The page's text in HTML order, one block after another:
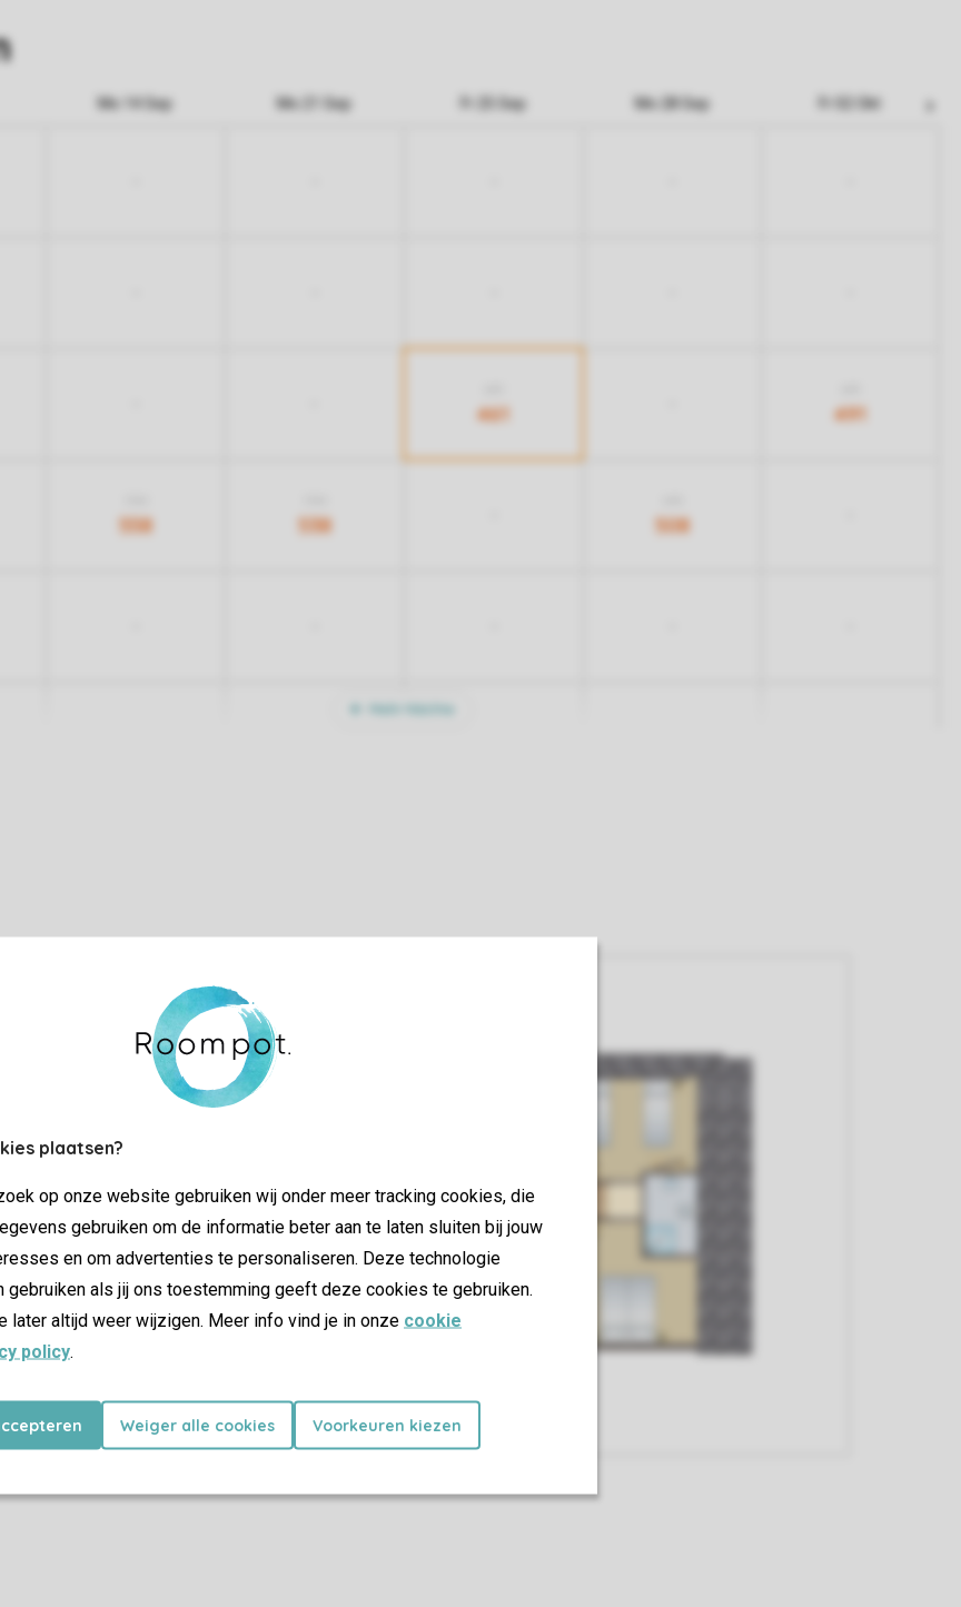
plaatsen?
op onze website gebruiken wij onder meer tracking cookies, die
gebruiken om de informatie beter aan te laten sluiten bij jouw
en om advertenties te personaliseren. Deze technologie
gebruiken als jij ons toestemming geeft deze cookies te gebruiken.
later altijd weer wijzigen. Meer info vind je in onze cookie
policy.
Weiger alle cookies Voorkeuren kiezen
Mo 14 Sep Mo 21 Sep Fr 25 Sep Mo 28 Sep Fr 02 Okt
461 491
558 538 508